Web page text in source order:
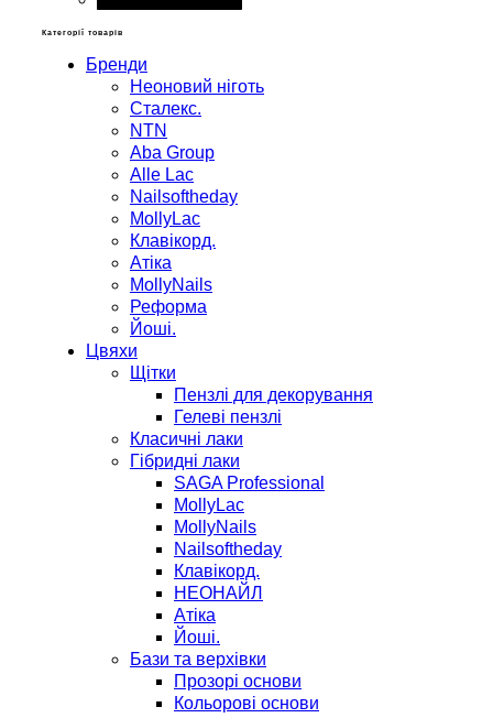
Категорії товарів
Бренди
Неоновий ніготь
Сталекс.
NTN
Aba Group
Alle Lac
Nailsoftheday
MollyLac
Клавікорд.
Атіка
MollyNails
Реформа
Йоші.
Цвяхи
Щітки
Пензлі для декорування
Гелеві пензлі
Класичні лаки
Гібридні лаки
SAGA Professional
MollyLac
MollyNails
Nailsoftheday
Клавікорд.
НЕОНАЙЛ
Атіка
Йоші.
Бази та верхівки
Прозорі основи
Кольорові основи